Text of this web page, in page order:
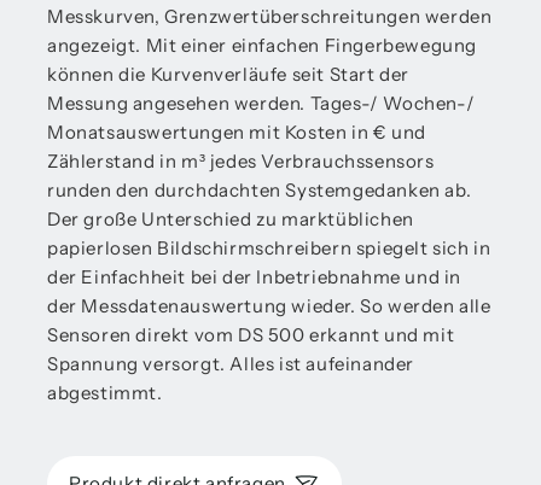
Messkurven, Grenzwertüberschreitungen werden
angezeigt. Mit einer einfachen Fingerbewegung
können die Kurvenverläufe seit Start der
Messung angesehen werden. Tages-/ Wochen-/
Monatsauswertungen mit Kosten in € und
Zählerstand in m³ jedes Verbrauchssensors
runden den durchdachten Systemgedanken ab.
Der große Unterschied zu marktüblichen
papierlosen Bildschirmschreibern spiegelt sich in
der Einfachheit bei der Inbetriebnahme und in
der Messdatenauswertung wieder. So werden alle
Sensoren direkt vom DS 500 erkannt und mit
Spannung versorgt. Alles ist aufeinander
abgestimmt.